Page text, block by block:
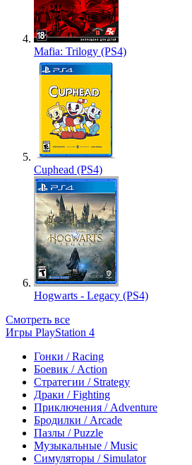
Mafia: Trilogy (PS4)
Cuphead (PS4)
Hogwarts - Legacy (PS4)
Смотреть все
Игры PlayStation 4
Гонки / Racing
Боевик / Action
Стратегии / Strategy
Драки / Fighting
Приключения / Adventure
Бродилки / Arcade
Пазлы / Puzzle
Музыкальные / Music
Симуляторы / Simulator